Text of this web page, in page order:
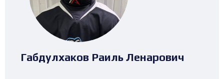
Габдулхаков Раиль Ленарович